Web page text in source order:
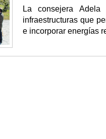
La consejera
infraestructuras que
e incorporar energías